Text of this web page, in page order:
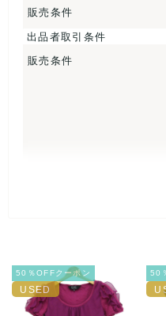
裾幅：約14cm
【 素材・成分 】
素材タグを撮影しておりま
販売条件
出品者取引条件
販売条件
50％OFFクーポン 50